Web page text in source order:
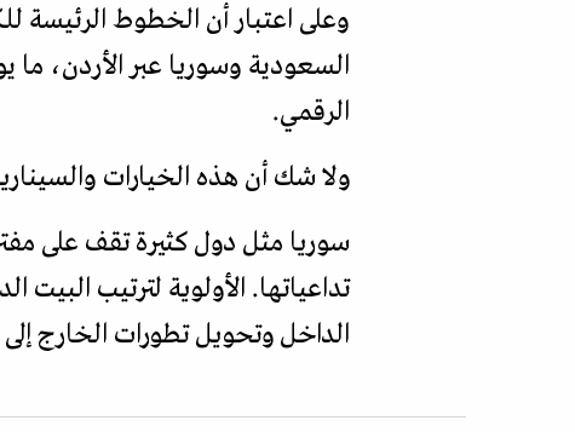
وعلى اعتبار أن الخطوط الرئيسة
السعودية وسوريا عبر الأردن، ما
الرقمي.
ولا شك أن هذه الخيارات
سوريا مثل دول كثيرة تقف على
تداعياتها. الأولوية لترتيب
الداخل وتحويل تطورات الخارج